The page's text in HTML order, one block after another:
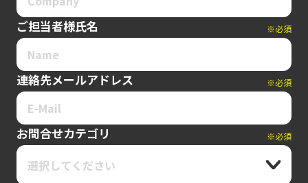
ご担当者様氏名 ※必須
連絡先メールアドレス ※必須
お問合せカテゴリ ※必須
選択してください